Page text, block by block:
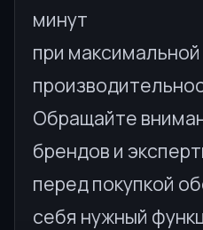
минут
при максимальной
Обращайте
брендов и
перед покупкой
себя нужный